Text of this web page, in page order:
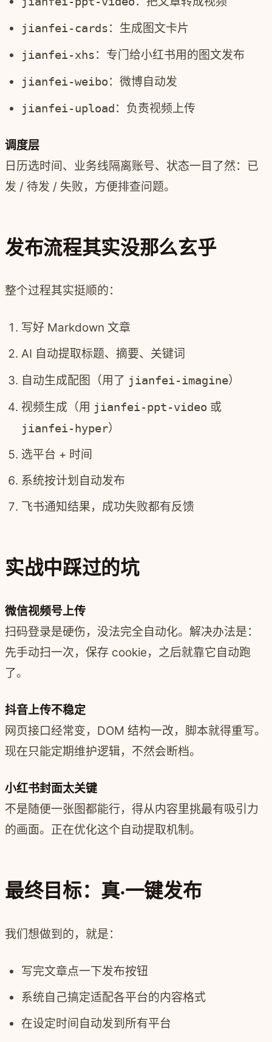
jianfei-cards：生成图文卡片
jianfei-xhs：专门给小红书用的图文发布
jianfei-weibo：微博自动发
jianfei-upload：负责视频上传
调度层
日历选时间、业务线隔离账号、状态一目了然：已
发 / 待发 / 失败，方便排查问题。
发布流程其实没那么玄乎
整个过程其实挺顺的：
写好 Markdown 文章
AI 自动提取标题、摘要、关键词
自动生成配图（用了 jianfei-imagine）
视频生成（用 jianfei-ppt-video 或
jianfei-hyper）
选平台 + 时间
系统按计划自动发布
飞书通知结果，成功失败都有反馈
实战中踩过的坑
微信视频号上传
扫码登录是硬伤，没法完全自动化。解决办法是：
先手动扫一次，保存 cookie，之后就靠它自动跑
了。
抖音上传不稳定
网页接口经常变，DOM 结构一改，脚本就得重写。
现在只能定期维护逻辑，不然会断档。
小红书封面太关键
不是随便一张图都能行，得从内容里挑最有吸引力
的画面。正在优化这个自动提取机制。
最终目标：真·一键发布
我们想做到的，就是：
写完文章点一下发布按钮
系统自己搞定适配各平台的内容格式
在设定时间自动发到所有平台